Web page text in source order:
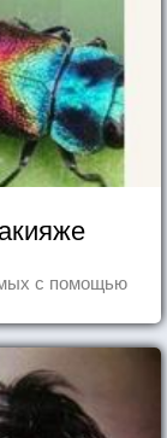
с помощью